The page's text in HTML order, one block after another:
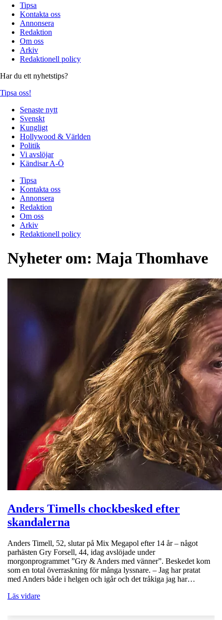
Tipsa
Kontakta oss
Annonsera
Redaktion
Om oss
Arkiv
Redaktionell policy
Har du ett nyhetstips?
Tipsa oss!
Senaste nytt
Svenskt
Kungligt
Hollywood & Världen
Politik
Vi avslöjar
Kändisar A-Ö
Tipsa
Kontakta oss
Annonsera
Redaktion
Om oss
Arkiv
Redaktionell policy
Nyheter om: Maja Thomhave
Anders Timells chockbesked efter
skandalerna
Anders Timell, 52, slutar på Mix Megapol efter 14 år – något
parhästen Gry Forsell, 44, idag avslöjade under
morgonprogrammet ”Gry & Anders med vänner”. Beskedet kom
som en total överraskning för många lyssnare. – Jag har pratat
med Anders både i helgen och igår och det tråkiga jag har…
Läs vidare